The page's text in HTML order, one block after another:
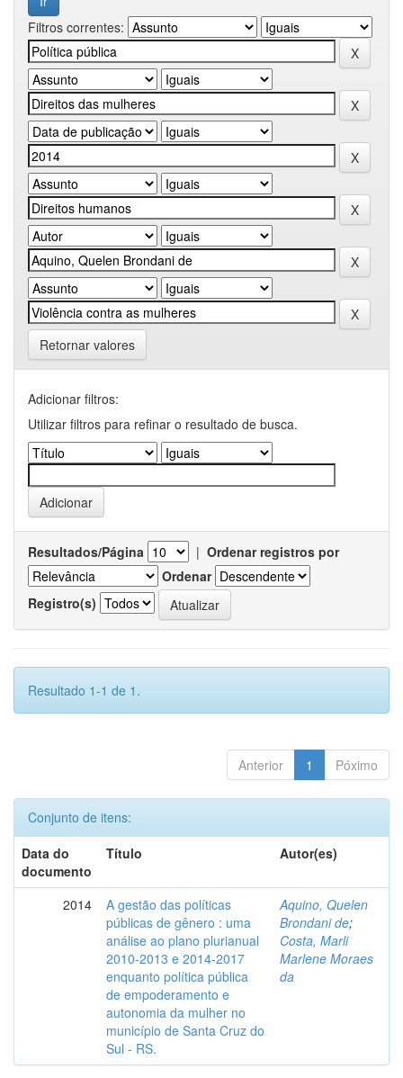
Filtros correntes:
Retornar valores
Adicionar filtros:
Utilizar filtros para refinar o resultado de busca.
Resultados/Página | Ordenar registros por
Ordenar
Registro(s)
Resultado 1-1 de 1.
Anterior 1 Póximo
Conjunto de itens:
Data do
documento
Título Autor(es)
2014
A gestão das políticas
públicas de gênero : uma
análise ao plano plurianual
2010-2013 e 2014-2017
enquanto política pública
de empoderamento e
autonomia da mulher no
município de Santa Cruz do
Sul - RS.
Aquino, Quelen
Brondani de;
Costa, Marli
Marlene Moraes
da